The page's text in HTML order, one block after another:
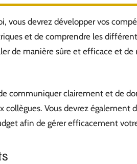
vous devrez développer vos
et de comprendre les
de manière sûre et efficace et de
communiquer clairement et de
Vous devrez également
afin de gérer efficacement